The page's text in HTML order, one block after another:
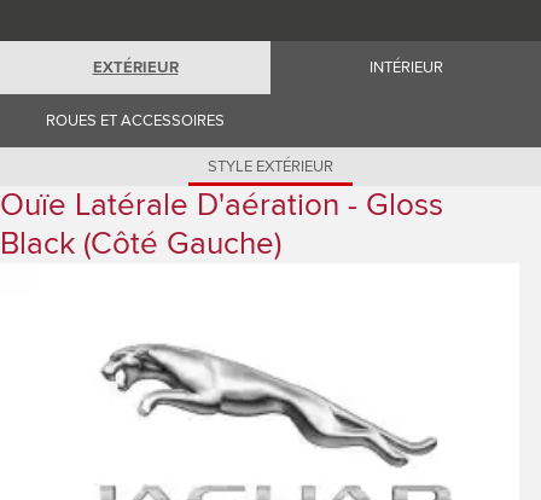
Switzerland (German)
Switzerland (French)
United Kingdom (English)
USA (English)
EXTÉRIEUR INTÉRIEUR
ROUES ET ACCESSOIRES
STYLE EXTÉRIEUR
Ouïe Latérale D'aération - Gloss
Black (côté Gauche)